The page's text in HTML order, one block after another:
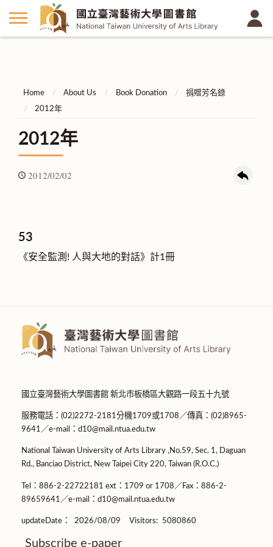
Home About Us Book Donation
捐贈芳名錄
2012年
2012年
2012/02/02
53
《安全監測! 人與大地的對話》計1冊
國立臺灣藝術大學圖書館 新北市板橋區大觀路一段五十九號
服務電話：(02)2272-2181分機1709或1708／傳真：(02)8965-
9641／e-mail：d10@mail.ntua.edu.tw
National Taiwan University of Arts Library ,No.59, Sec. 1, Daguan
Rd., Banciao District, New Taipei City 220, Taiwan (R.O.C.)
Tel：886-2-22722181 ext：1709 or 1708／Fax：886-2-
89659641／e-mail：d10@mail.ntua.edu.tw
updateDate： 2026/08/09 Visitors: 5080860
Subscribe e-paper